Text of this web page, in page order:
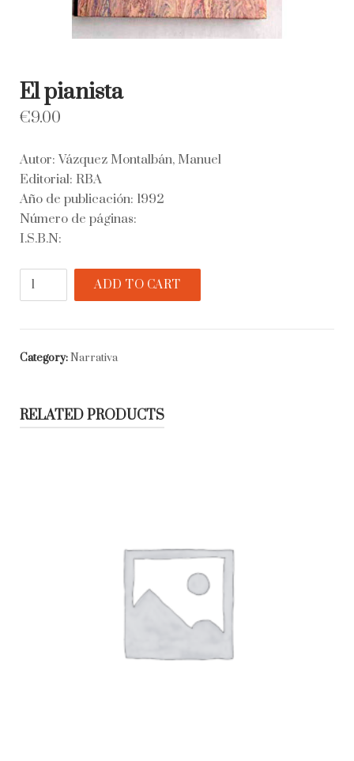
El pianista
€9.00
Autor: Vázquez Montalbán, Manuel
Editorial: RBA
Año de publicación: 1992
Número de páginas:
I.S.B.N:
ADD TO CART
Category:Narrativa
RELATED PRODUCTS